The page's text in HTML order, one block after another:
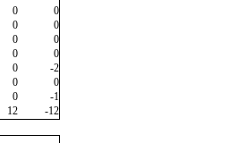
0
0
0
0
0
0
0
0
0
-2
0
0
0
-1
12
-12